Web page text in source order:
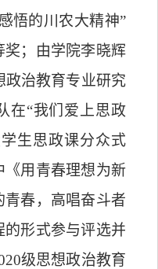
悟的川农大精神”
奖；由学院李晓辉
政治教育专业研究
在“我们爱上思政
生思政课分众式
用青春理想为新
青春，高唱奋斗者
的形式参与评选并
级思想政治教育